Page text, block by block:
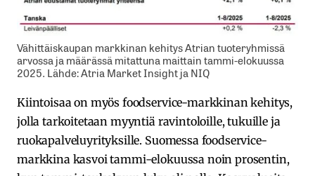
Vähittäiskaupan markkinan kehitys Atrian tuoteryhmissä
arvossa ja määrässä mitattuna maittain tammi-elokuussa
2025. Lähde: Atria Market Insight ja NIQ
Kiintoisaa on myös foodservice-markkinan kehitys,
jolla tarkoitetaan myyntiä ravintoloille, tukuille ja
ruokapalveluyrityksille. Suomessa foodservice-
markkina kasvoi tammi-elokuussa noin prosentin,